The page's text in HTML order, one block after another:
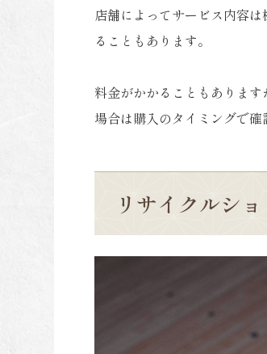
店舗によってサービス内容
ることもあります。
料金がかかることもありま
場合は購入のタイミングで確
リサイクルシ